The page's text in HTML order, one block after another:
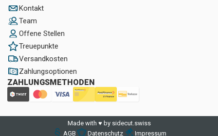
Kontakt
Team
Offene Stellen
Treuepunkte
Versandkosten
Zahlungsoptionen
ZAHLUNGSMETHODEN
Made with ♥ by sidecut.swiss
AGB
Datenschutz Impressum